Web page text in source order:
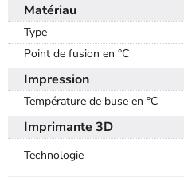
Matériau
Type
Point de fusion en °C
Impression
Température de buse en °C
Imprimante 3D
Technologie